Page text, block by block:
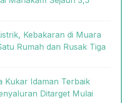
Kebakaran di Muara
Rumah dan Rusak Tiga
Kukar Idaman Terbaik
Ditarget Mulai